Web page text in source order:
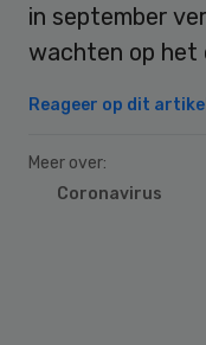
in september
wachten op het
Reageer op dit artikel
Meer over:
Coronavirus